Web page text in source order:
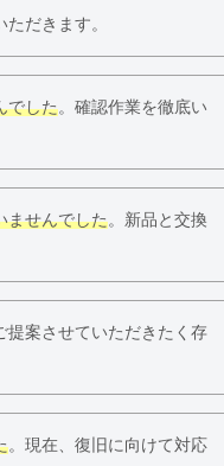
だきます。
でした。確認作業を徹底い
ませんでした。新品と交換
提案させていただきたく存
。現在、復旧に向けて対応